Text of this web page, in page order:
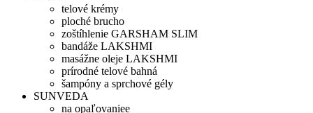
telové krémy
ploché brucho
zoštíhlenie GARSHAM SLIM
bandáže LAKSHMI
masážne oleje LAKSHMI
prírodné telové bahná
šampóny a sprchové gély
SUNVEDA
na opaľovaniee